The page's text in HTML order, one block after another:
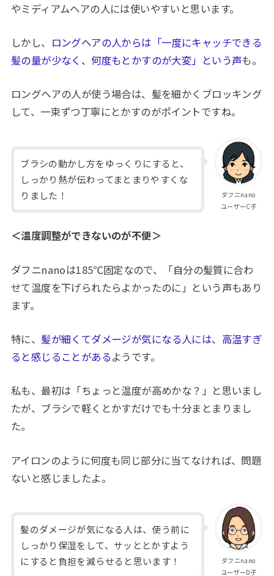
やミディアムヘアの人には使いやすいと思います。
しかし、 ロングヘアの人からは「一度にキャッチできる
髪の量が少なく、何度もとかすのが大変」という声も。
ロングヘアの人が使う場合は、髪を細かくブロッキング
して、一束ずつ丁寧にとかすのがポイントですね。
ダフニnano
ユーザーC子
ブラシの動かし方をゆっくりにすると、
しっかり熱が伝わってまとまりやすくな
りました！
＜温度調整ができないのが不便＞
ダフニnanoは185℃固定なので、「自分の髪質に合わ
せて温度を下げられたらよかったのに」という声もあり
ます。
特に、 髪が細くてダメージが気になる人には、高温すぎ
ると感じることがあるようです。
私も、最初は「ちょっと温度が高めかな？」と思いまし
たが、ブラシで軽くとかすだけでも十分まとまりまし
た。
アイロンのように何度も同じ部分に当てなければ、問題
ないと感じましたよ。
ダフニnano
ユーザーD子
髪のダメージが気になる人は、使う前に
しっかり保湿をして、サッととかすよう
にすると負担を減らせると思います！